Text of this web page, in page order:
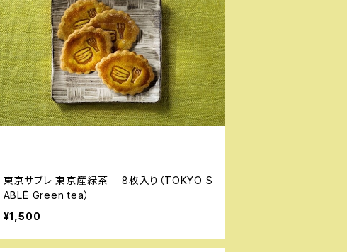
東京サブレ 東京産緑茶 8枚入り（TOKYO S
ABLĒ Green tea）
¥1,500